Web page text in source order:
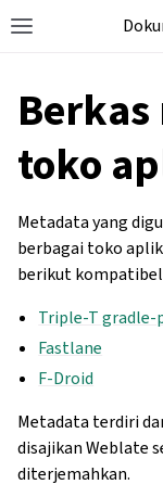
toko
Metadata yang
berbagai toko
berikut
Triple-T
Fastlane
F-Droid
Metadata terdiri
disajikan Weblate
diterjemahkan.